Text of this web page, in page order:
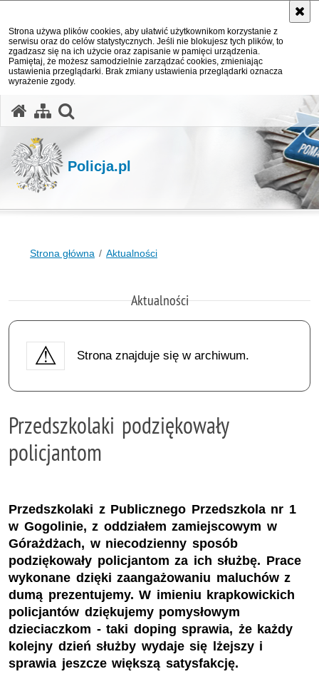
Strona używa plików cookies, aby ułatwić użytkownikom korzystanie z
serwisu oraz do celów statystycznych. Jeśli nie blokujesz tych plików, to
zgadzasz się na ich użycie oraz zapisanie w pamięci urządzenia.
Pamiętaj, że możesz samodzielnie zarządzać cookies, zmieniając
ustawienia przeglądarki. Brak zmiany ustawienia przeglądarki oznacza
wyrażenie zgody.
Policja.pl
Strona główna Aktualności
Aktualności
Strona znajduje się w archiwum.
Przedszkolaki podziękowały
policjantom
Przedszkolaki z Publicznego Przedszkola nr 1
w Gogolinie, z oddziałem zamiejscowym w
Górażdżach, w niecodzienny sposób
podziękowały policjantom za ich służbę. Prace
wykonane dzięki zaangażowaniu maluchów z
dumą prezentujemy. W imieniu krapkowickich
policjantów dziękujemy pomysłowym
dzieciaczkom - taki doping sprawia, że każdy
kolejny dzień służby wydaje się lżejszy i
sprawia jeszcze większą satysfakcję.